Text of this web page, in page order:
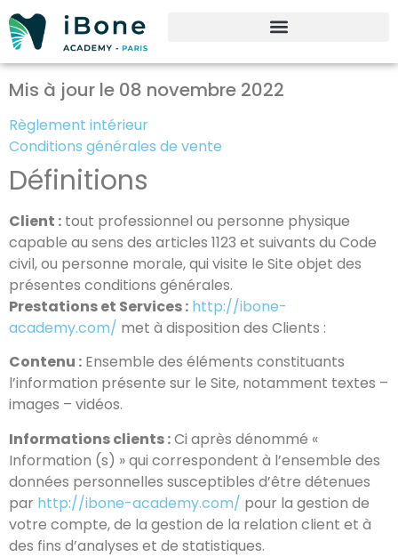
Mis à jour le 08 novembre 2022
Règlement intérieur
Conditions générales de vente
Définitions
Client : tout professionnel ou personne physique
capable au sens des articles 1123 et suivants du Code
civil, ou personne morale, qui visite le Site objet des
présentes conditions générales.
Prestations et Services : http://ibone-
academy.com/ met à disposition des Clients :
Contenu : Ensemble des éléments constituants
l’information présente sur le Site, notamment textes –
images – vidéos.
Informations clients :Ci après dénommé «
Information (s) » qui correspondent à l’ensemble des
données personnelles susceptibles d’être détenues
par http://ibone-academy.com/ pour la gestion de
votre compte, de la gestion de la relation client et à
des fins d’analyses et de statistiques.